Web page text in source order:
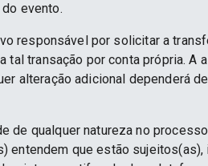
evento.
responsável por solicitar a
tal transação por conta própria. A
alteração adicional dependerá
de qualquer natureza no
entendem que estão